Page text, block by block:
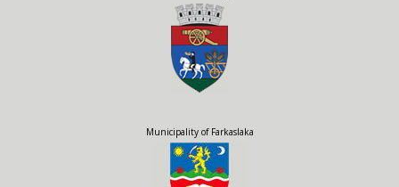
Municipality of Farkaslaka